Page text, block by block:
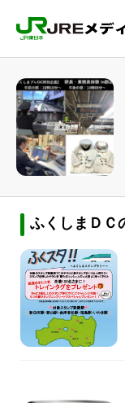
ふくしまＤＣ